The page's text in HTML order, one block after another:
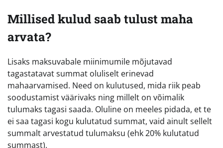
Millised kulud saab tulust maha
arvata?
Lisaks maksuvabale miinimumile mõjutavad
tagastatavat summat oluliselt erinevad
mahaarvamised. Need on kulutused, mida riik peab
soodustamist väärivaks ning millelt on võimalik
tulumaks tagasi saada. Oluline on meeles pidada, et te
ei saa tagasi kogu kulutatud summat, vaid ainult sellelt
summalt arvestatud tulumaksu (ehk 20% kulutatud
summast).